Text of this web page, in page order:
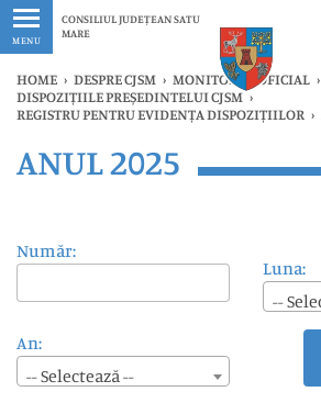
MENU
CONSILIUL JUDEȚEAN SATU
MARE
Ultimele
HOME › DESPRE CJSM › MONITORUL OFICIAL ›
DISPOZIȚIILE PREȘEDINTELUI CJSM ›
REGISTRU PENTRU EVIDENȚA DISPOZIȚIILOR ›
Ultimele
ANUL 2025
Număr:
Luna:
--
An:
-- Selectează --